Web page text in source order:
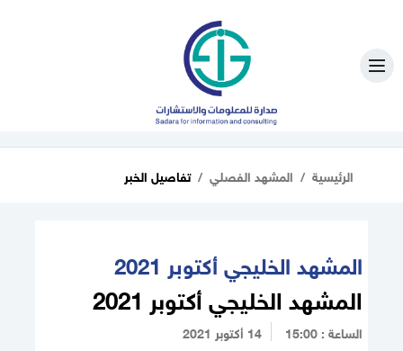
الرئيسية المشهد الفصلي تفاصيل الخبر
المشهد الخليجي أكتوبر 2021
المشهد الخليجي أكتوبر 2021
الساعة : 15:00 14 أكتوبر 2021